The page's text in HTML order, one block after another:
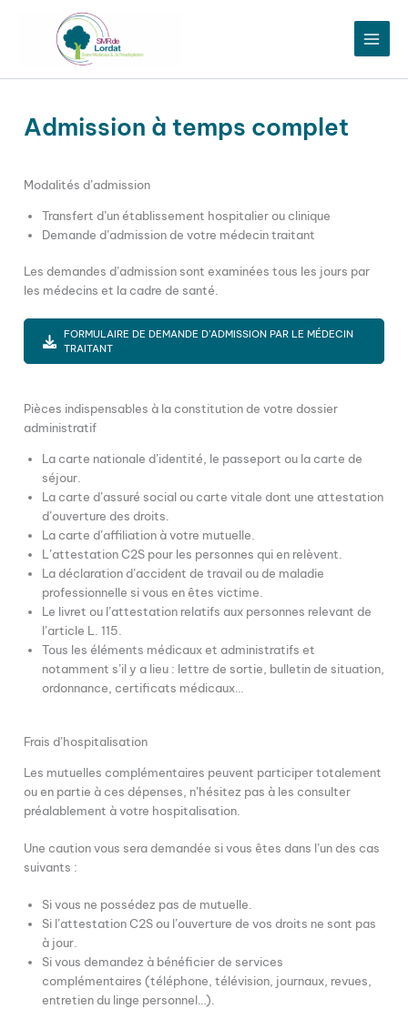
Admission à temps complet
Modalités d’admission
Transfert d’un établissement hospitalier ou clinique
Demande d’admission de votre médecin traitant
Les demandes d’admission sont examinées tous les jours par
les médecins et la cadre de santé.
FORMULAIRE DE DEMANDE D’ADMISSION PAR LE MÉDECIN
TRAITANT
Pièces indispensables à la constitution de votre dossier
administratif
La carte nationale d’identité, le passeport ou la carte de
séjour.
La carte d’assuré social ou carte vitale dont une attestation
d’ouverture des droits.
La carte d’affiliation à votre mutuelle.
L’attestation C2S pour les personnes qui en relèvent.
La déclaration d’accident de travail ou de maladie
professionnelle si vous en êtes victime.
Le livret ou l’attestation relatifs aux personnes relevant de
l’article L. 115.
Tous les éléments médicaux et administratifs et
notamment s’il y a lieu : lettre de sortie, bulletin de situation,
ordonnance, certificats médicaux…
Frais d’hospitalisation
Les mutuelles complémentaires peuvent participer totalement
ou en partie à ces dépenses, n’hésitez pas à les consulter
préalablement à votre hospitalisation.
Une caution vous sera demandée si vous êtes dans l’un des cas
suivants :
Si vous ne possédez pas de mutuelle.
Si l’attestation C2S ou l’ouverture de vos droits ne sont pas
à jour.
Si vous demandez à bénéficier de services
complémentaires (téléphone, télévision, journaux, revues,
entretien du linge personnel…).